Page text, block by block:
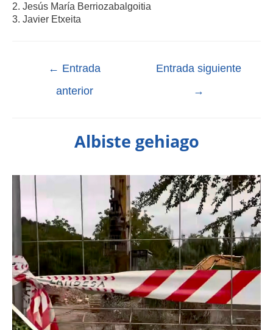
2. Jesús María Berriozabalgoitia
3. Javier Etxeita
← Entrada
anterior
Entrada siguiente
→
Albiste gehiago